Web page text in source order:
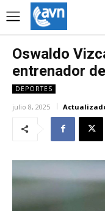
Oswaldo
entrenador
DEPORTES
julio 8, 2025